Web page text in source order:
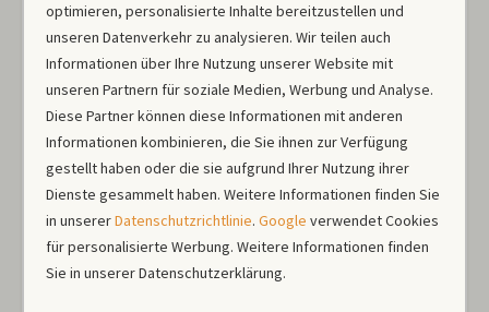
Komfort
In der vollständig ausgestatteten Küche findest du alles,
was du brauchst. Vom praktischen Kombi-Ofen bis zur
Spülmaschine, die dir den Abwasch abnimmt. Starte den
Tag mit einer frischen Tasse Kaffee aus der Nespresso-
Maschine und bewahre alle Einkäufe kühl im geräumigen
Kühlschrank mit Gefrierfach auf. Die Waschmaschine im
Abstellraum sorgt dafür, dass du immer saubere Kleidung
hast.
optimieren, personalisierte Inhalte bereitzustellen und
unseren Datenverkehr zu analysieren. Wir teilen auch
Informationen über Ihre Nutzung unserer Website mit
unseren Partnern für soziale Medien, Werbung und Analyse.
Diese Partner können diese Informationen mit anderen
Informationen kombinieren, die Sie ihnen zur Verfügung
gestellt haben oder die sie aufgrund Ihrer Nutzung ihrer
Dienste gesammelt haben. Weitere Informationen finden Sie
in unsererDatenschutzrichtlinie.Google verwendet Cookies
für personalisierte Werbung. Weitere Informationen finden
Sie in unserer Datenschutzerklärung.